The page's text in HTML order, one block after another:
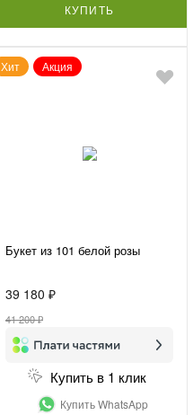
КУПИТЬ
Хит Акция
Букет из 101 белой розы
39 180 ₽
41 200 ₽
Купить в 1 клик
Купить WhatsApp